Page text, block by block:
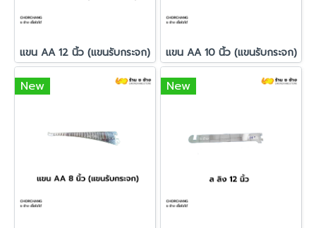
แขน AA 12 นิ้ว (แขนรับกระจก) แขน AA 10 นิ้ว (แขนรับกระจก)
New New